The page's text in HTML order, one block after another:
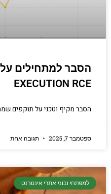
EXECUTION RCE
הסבר מקיף וטכני על תוקפים
ספטמבר 7, 2025 תגובה אחת
למפתחי ובוני אתרי אינטרנט